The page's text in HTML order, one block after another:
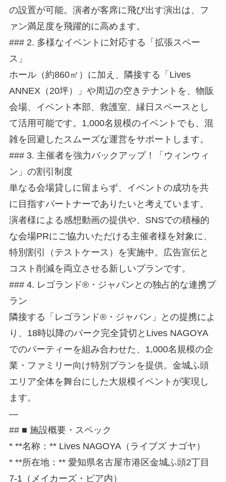
の設置が可能。演者が客席に飛び出す演出は、フ
ァン満足度を飛躍的に高めます。
### 2. 多様なイベントに対応する「拡張スペー
ス」
ホール（約860㎡）に加え、隣接する「Lives
ANNEX（20坪）」や周辺の空きテナントを、物販
会場、イベント本部、救護室、縁日スペースとし
て活用可能です。1,000名規模のイベントでも、混
雑を回避したスムーズな運営をサポートします。
### 3. 主催者を強力バックアップ！「ウィンウィ
ン」の割引制度
単なる会場貸しに留まらず、イベントの成功を共
に目指すパートナーでありたいと考えています。
演者様による感想動画の提供や、SNSでの積極的
な会場PRにご協力いただける主催者様を対象に、
特別割引（テストケース）を実施中。広告宣伝と
コスト削減を両立させる新しいプランです。
### 4. レゴランド®・ジャパンとの独占的な連携プ
ラン
隣接する「レゴランド®・ジャパン」との提携によ
り、18時以降のパーク完全貸切とLives NAGOYA
でのパーティーを組み合わせた、1,000名規模の企
業・ファミリー向け特別プランを提供。金城ふ頭
エリア全体を舞台にした大規模イベントが実現し
ます。
—
## ■ 施設概要・スペック
* **名称：** Lives NAGOYA（ライブズ ナゴヤ）
* **所在地：** 愛知県名古屋市港区金城ふ頭2丁目
7-1（メイカーズ・ピア内）